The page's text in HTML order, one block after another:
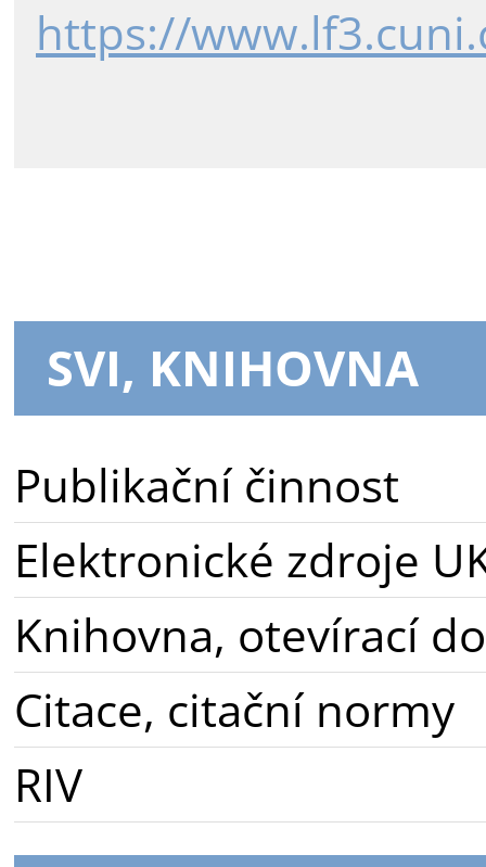
https://
SVI, KNIHOVNA
Publikační činnost
Elektronické zdroje
Knihovna, otevírací
Citace, citační normy
RIV